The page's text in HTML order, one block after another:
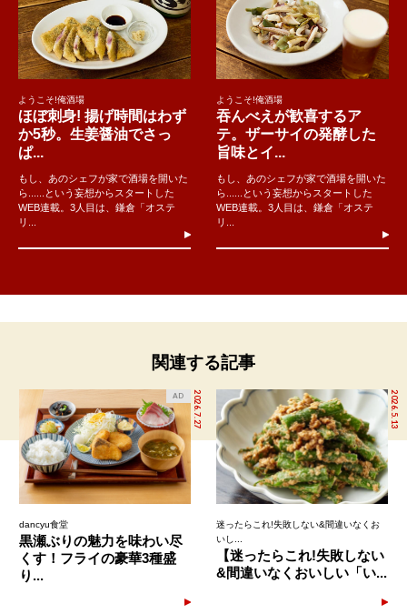
ようこそ!俺酒場
ほぼ刺身! 揚げ時間はわず
か5秒。生姜醤油でさっ
ぱ...
もし、あのシェフが家で酒場を開いた
ら......という妄想からスタートした
WEB連載。3人目は、鎌倉「オステ
リ...
ようこそ!俺酒場
吞んべえが歓喜するア
テ。ザーサイの発酵した
旨味とイ...
もし、あのシェフが家で酒場を開いた
ら......という妄想からスタートした
WEB連載。3人目は、鎌倉「オステ
リ...
関連する記事
2026.7.27
AD
dancyu食堂
黒瀬ぶりの魅力を味わい尽
くす！フライの豪華3種盛
り...
2026.5.13
迷ったらこれ!失敗しない&間違いなくお
いし...
【迷ったらこれ!失敗しない
&間違いなくおいしい「い...